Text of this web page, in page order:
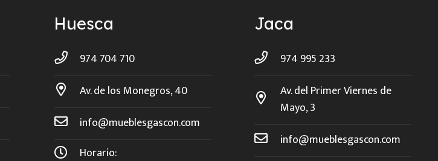
Huesca
974 704 710
Av. de los Monegros, 40
info@mueblesgascon.com
Horario:
Jaca
974 995 233
Av. del Primer Viernes de
Mayo, 3
info@mueblesgascon.com